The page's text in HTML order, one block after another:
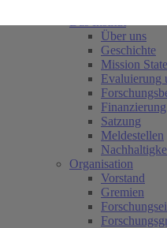
Über uns
Geschichte
Mission
Evaluierung
Finanzierung
Satzung
Meldestellen
Organisation
Vorstand
Gremien